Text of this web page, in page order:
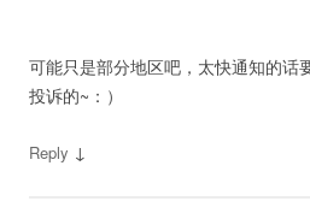
可能只是部分地区吧，太快通知的话
投诉的~：）
Reply ↓